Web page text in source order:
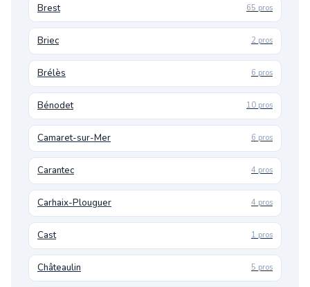
Brest 65 pros
Briec 2 pros
Brélès 6 pros
Bénodet 10 pros
Camaret-sur-Mer 6 pros
Carantec 4 pros
Carhaix-Plouguer 4 pros
Cast 1 pros
Châteaulin 5 pros